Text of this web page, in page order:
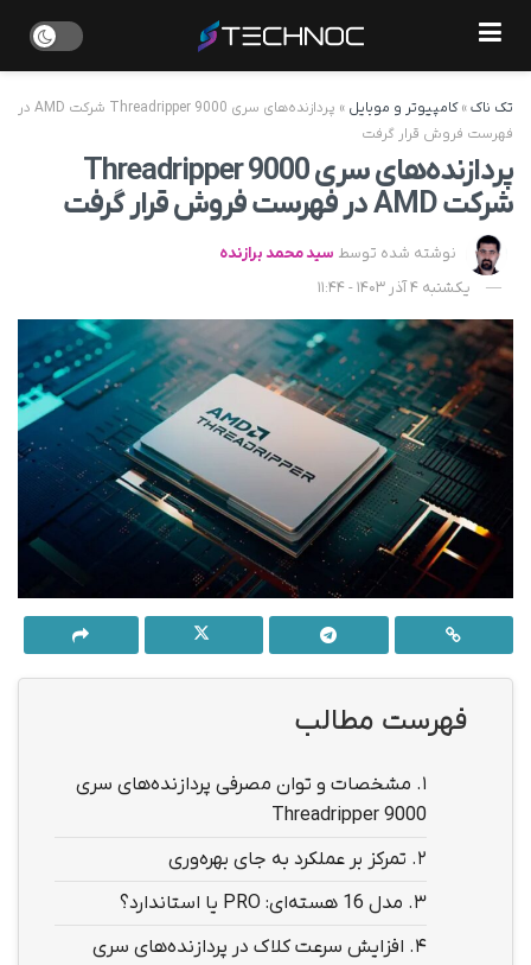
تک ناک»کامپیوتر و موبایل »
پردازنده‌های سری Threadripper 9000 شرکت AMD در
فهرست فروش قرار گرفت
پردازنده‌های سری Threadripper 9000
شرکت AMD در فهرست فروش قرار گرفت
نوشته شده توسط سید محمد برازنده
یکشنبه 4 آذر 1403 - 11:44
فهرست مطالب
1. مشخصات و توان مصرفی پردازنده‌های سری
Threadripper 9000
2. تمرکز بر عملکرد به جای بهره‌وری
3. مدل 16 هسته‌ای: PRO یا استاندارد؟
4. افزایش سرعت کلاک در پردازنده‌های سری